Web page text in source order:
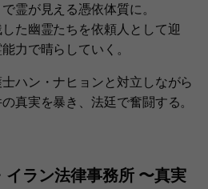
霊が見える憑依体質に。
た幽霊たちを依頼人として迎
力で晴らしていく。
ハン・ナヒョンと対立しながら
真実を暴き、法廷で奮闘する。
ラン法律事務所 〜真実